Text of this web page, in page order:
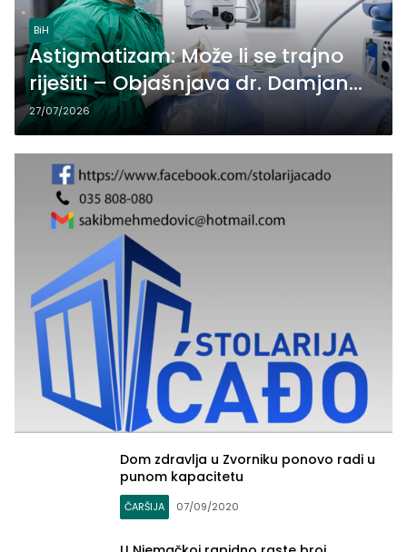
BiH
Astigmatizam: Može li se trajno
riješiti – Objašnjava dr. Damjan
Kepeski
27/07/2026
Dom zdravlja u Zvorniku ponovo radi u
punom kapacitetu
ČARŠIJA 07/09/2020